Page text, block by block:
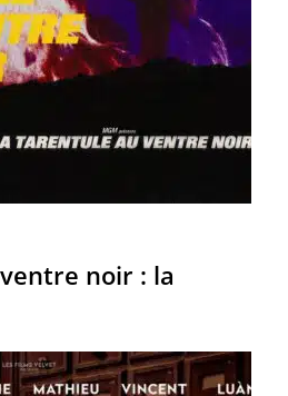
noir : la